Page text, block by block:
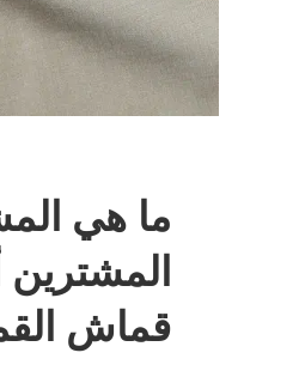
ما هي
المشترين
قماش